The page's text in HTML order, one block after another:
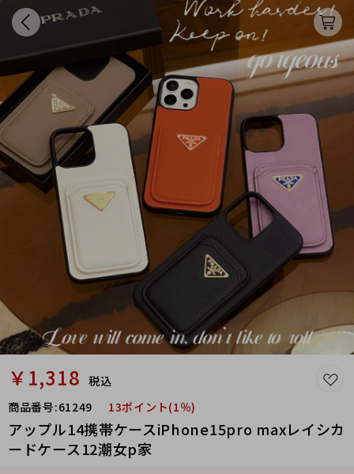
￥1,318 税込
商品番号:61249 13ポイント(1％)
アップル14携帯ケースiPhone15pro maxレイシカ
ードケース12潮女p家